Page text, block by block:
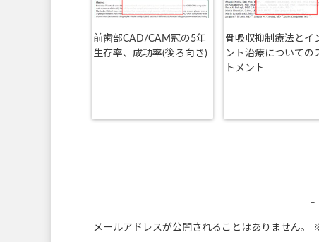
前歯部CAD/CAM冠の5年
生存率、成功率(後ろ向き)
骨吸収抑制療法とイ
ント治療についての
トメント
-
メールアドレスが公開されることはありません。